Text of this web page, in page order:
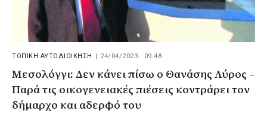
ΤΟΠΙΚΗ ΑΥΤΟΔΙΟΙΚΗΣΗ 24/04/2023 · 09:48
Μεσολόγγι: Δεν κάνει πίσω ο Θανάσης Λύρος –
Παρά τις οικογενειακές πιέσεις κοντράρει τον
δήμαρχο και αδερφό του